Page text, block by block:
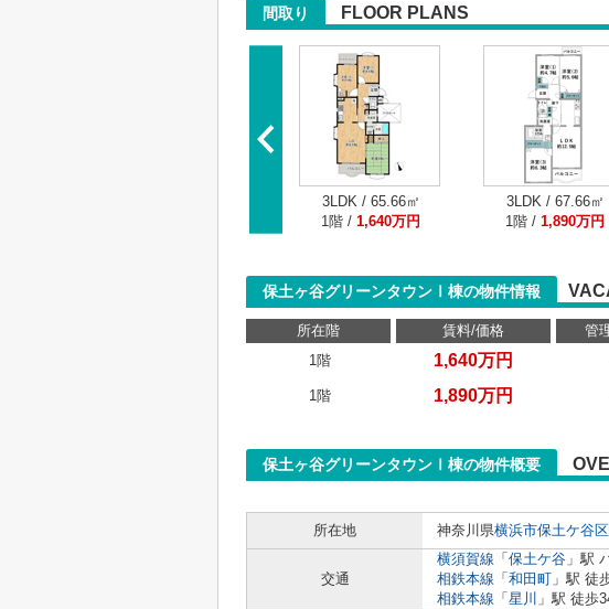
間取り FLOOR PLANS
3LDK / 65.66㎡
1階 / 1,640万円
3LDK / 67.66㎡
1階 / 1,890万円
保土ヶ谷グリーンタウンⅠ棟の物件情報
所在階 賃料/価格 管
1階
1,640万円
1階 1,890万円
保土ヶ谷グリーンタウンⅠ棟の物件概要
所在地
神奈川県横浜市保土ケ谷区
交通
横須賀線 「 保土ケ谷 」駅
相鉄本線 「 和田町 」駅 徒
相鉄本線 「 星川 」駅 徒歩